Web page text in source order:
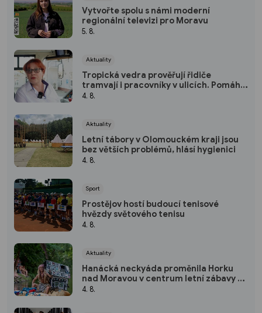
Vytvořte spolu s námi moderní
regionální televizi pro Moravu
5. 8.
Aktuality
Tropická vedra prověřují řidiče
tramvají i pracovníky v ulicích. Pomáhá
klimatizace i úprava směn
4. 8.
Aktuality
Letní tábory v Olomouckém kraji jsou
bez větších problémů, hlásí hygienici
4. 8.
Sport
Prostějov hostí budoucí tenisové
hvězdy světového tenisu
4. 8.
Aktuality
Hanácká neckyáda proměnila Horku
nad Moravou v centrum letní zábavy a
vodácké fantazie
4. 8.